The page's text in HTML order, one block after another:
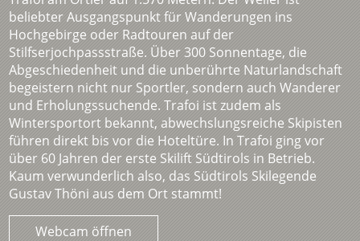
beliebter Ausgangspunkt für Wanderungen ins
Hochgebirge oder Radtouren auf der
Stilfserjochpassstraße. Über 300 Sonnentage, die
Abgeschiedenheit und die unberührte Naturlandschaft
begeistern nicht nur Sportler, sondern auch Wanderer
und Erholungssuchende. Trafoi ist zudem als
Wintersportort bekannt, abwechslungsreiche Skipisten
führen direkt bis vor die Hoteltüre. In Trafoi ging vor
über 60 Jahren der erste Skilift Südtirols in Betrieb.
Kaum verwunderlich also, das Südtirols Skilegende
Gustav Thöni aus dem Ort stammt!
Webcam öffnen